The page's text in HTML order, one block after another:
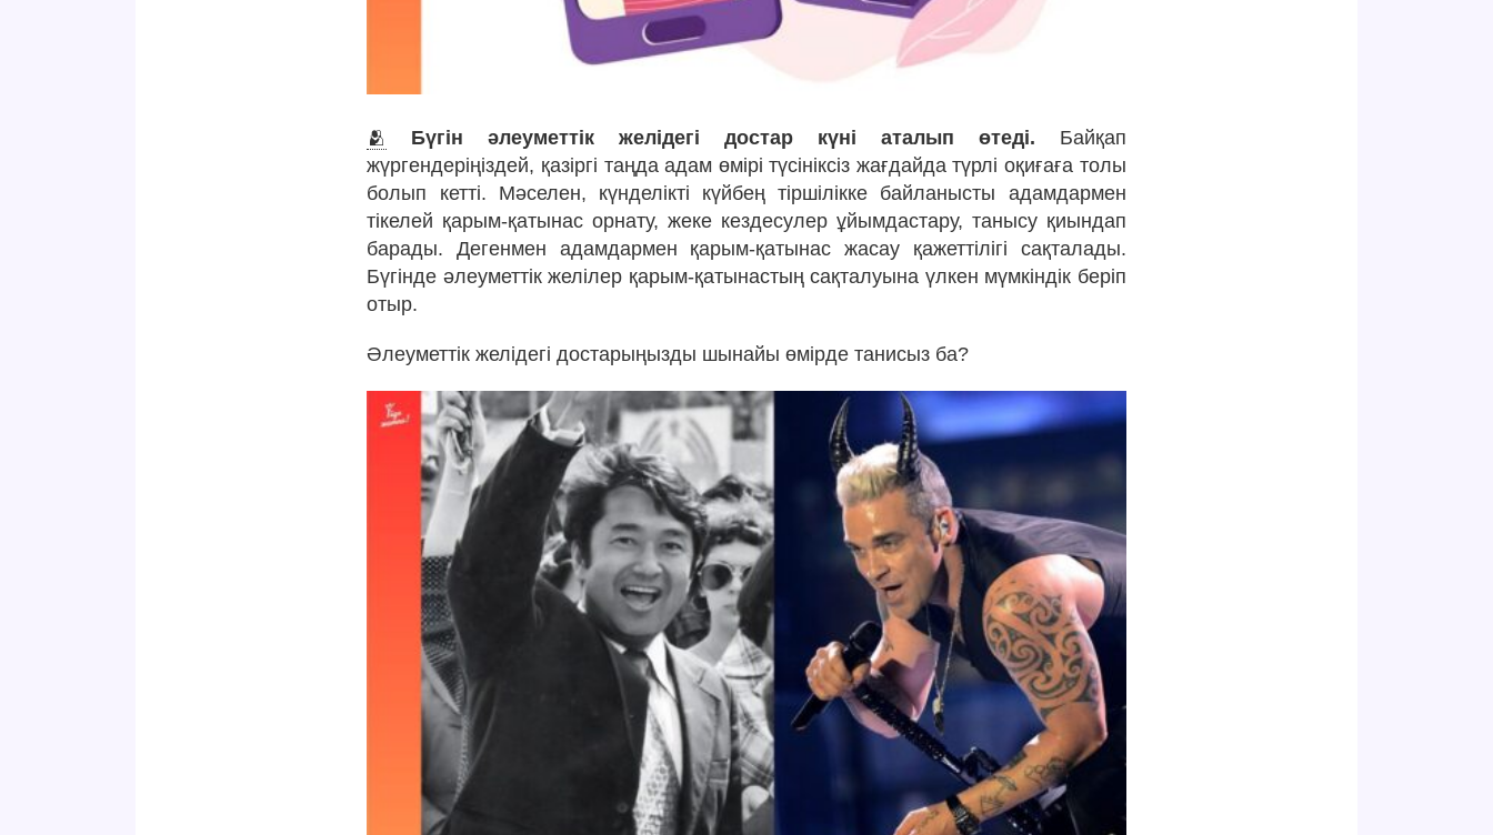
🫂 Бүгін әлеуметтік желідегі достар күні аталып өтеді. Байқап
жүргендеріңіздей, қазіргі таңда адам өмірі түсініксіз жағдайда түрлі оқиғаға толы
болып кетті. Мәселен, күнделікті күйбең тіршілікке байланысты адамдармен
тікелей қарым-қатынас орнату, жеке кездесулер ұйымдастару, танысу қиындап
барады. Дегенмен адамдармен қарым-қатынас жасау қажеттілігі сақталады.
Бүгінде әлеуметтік желілер қарым-қатынастың сақталуына үлкен мүмкіндік беріп
отыр.
Әлеуметтік желідегі достарыңызды шынайы өмірде танисыз ба?